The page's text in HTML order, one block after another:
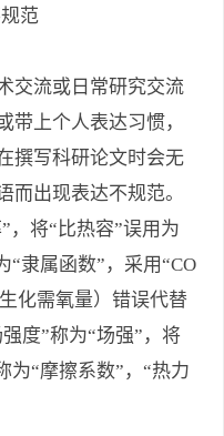
范
交流或日常研究交流
带上个人表达习惯，
撰写科研论文时会无
而出现表达不规范。
，将“比热容”误用为
“隶属函数”，采用“CO
化需氧量）错误代替
度”称为“场强”，将
为“摩擦系数”，“热力